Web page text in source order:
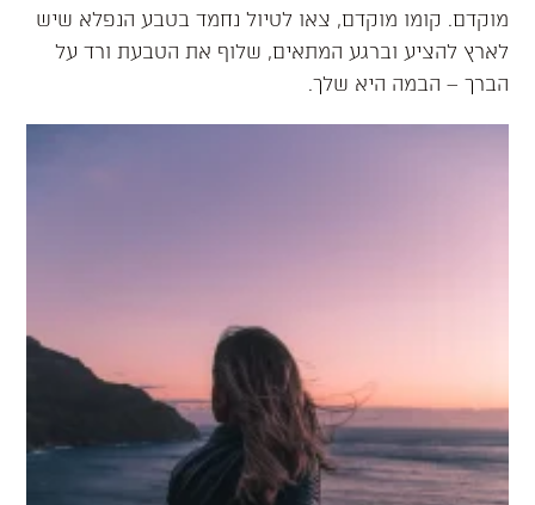
מוקדם. קומו מוקדם, צאו לטיול נחמד בטבע הנפלא שיש
לארץ להציע וברגע המתאים, שלוף את הטבעת ורד על
הברך – הבמה היא שלך.